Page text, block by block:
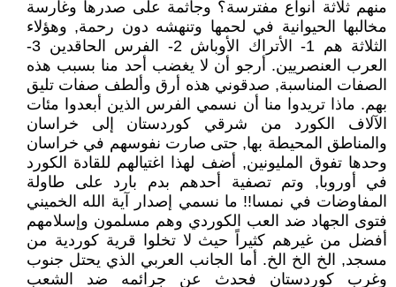
منهم ثلاثة أنواع مفترسة؟ وجاثمة على صدرها وغارسة
مخالبها الحيوانية في لحمها وتنهشه دون رحمة, وهؤلاء
الثلاثة هم 1- الأتراك الأوباش 2- الفرس الحاقدين 3-
العرب العنصريين. أرجو أن لا يغضب أحد منا بسبب هذه
الصفات المناسبة, صدقوني هذه أرق وألطف صفات تليق
بهم. ماذا تريدوا منا أن نسمي الفرس الذين أبعدوا مئات
الآلاف الكورد من شرقي كوردستان إلى خراسان
والمناطق المحيطة بها, حتى صارت نفوسهم في خراسان
وحدها تفوق المليونين, أضف لهذا اغتيالهم للقادة الكورد
في أوروبا, وتم تصفية أحدهم بدم بارد على طاولة
المفاوضات في نمسا!! ما نسمي إصدار آية الله الخميني
فتوى الجهاد ضد العب الكوردي وهم مسلمون وإسلامهم
أفضل من غيرهم كثيراً حيث لا تخلوا قرية كوردية من
مسجد, الخ الخ الخ. أما الجانب العربي الذي يحتل جنوب
وغرب كوردستان فحدث عن جرائمه ضد الشعب